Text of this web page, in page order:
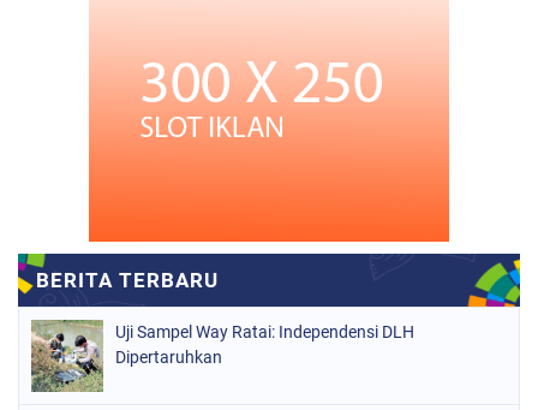
Uji Sampel Way Ratai: Independensi DLH
Dipertaruhkan